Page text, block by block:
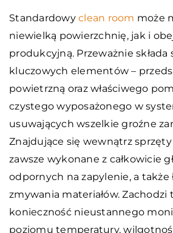
Standardowy clean room może
niewielką powierzchnię, jak i
produkcyjną. Przeważnie składa
kluczowych elementów –
powietrzną oraz właściwego
czystego wyposażonego w
usuwających wszelkie groźne
Znajdujące się wewnątrz
zawsze wykonane z całkowicie
odpornych na zapylenie, a także
zmywania materiałów.
konieczność nieustannego
poziomu temperatury,